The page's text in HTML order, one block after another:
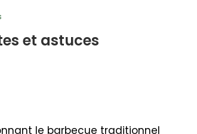
et astuces
le barbecue traditionnel